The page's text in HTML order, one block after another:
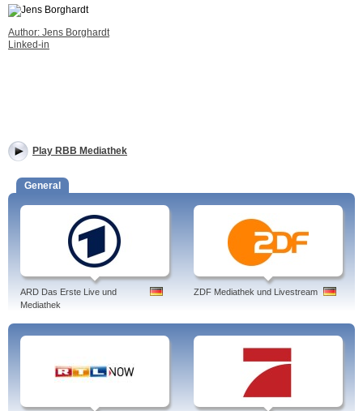
Author: Jens Borghardt
Linked-in
Play RBB Mediathek
General
ARD Das Erste Live und
Mediathek
ZDF Mediathek und Livestream